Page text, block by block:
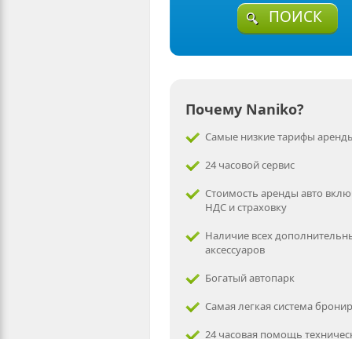
ПОИСК
Почему Naniko?
Самые низкие тарифы
24 часовой сервис
Стоимость аренды авто
НДС и страховку
Наличие всех
аксессуаров
Богатый автопарк
Самая легкая система
24 часовая помощь